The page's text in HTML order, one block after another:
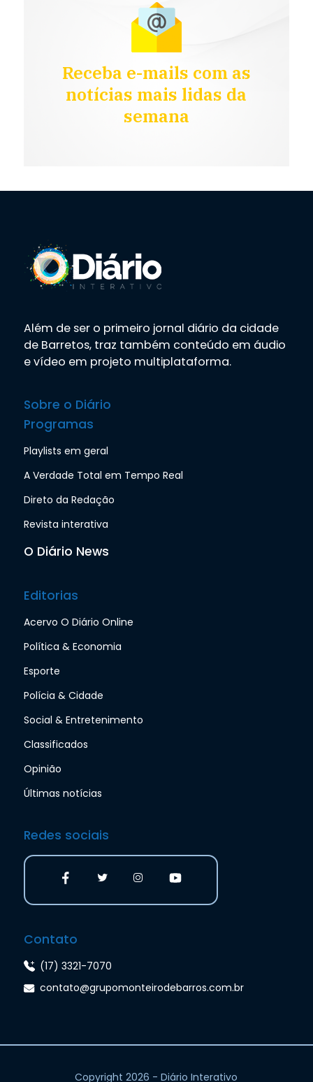
Receba e-mails com as
notícias mais lidas da
semana
Além de ser o primeiro jornal diário da cidade
de Barretos, traz também conteúdo em áudio
e vídeo em projeto multiplataforma.
Sobre o Diário
Programas
Playlists em geral
A Verdade Total em Tempo Real
Direto da Redação
Revista interativa
O Diário News
Editorias
Acervo O Diário Online
Política & Economia
Esporte
Polícia & Cidade
Social & Entretenimento
Classificados
Opinião
Últimas notícias
Redes sociais
Contato
(17) 3321-7070
contato@grupomonteirodebarros.com.br
Copyright 2026 - Diário Interativo